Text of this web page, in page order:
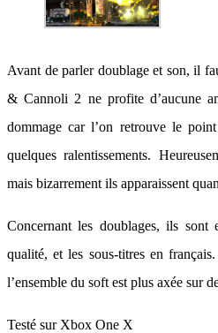
Avant de parler doublage et son, il
& Cannoli 2 ne profite d’aucune
dommage car l’on retrouve le
quelques ralentissements.
mais bizarrement ils apparaissent
Concernant les doublages, ils
qualité, et les sous-titres en
l’ensemble du soft est plus axée sur
Testé sur Xbox One X